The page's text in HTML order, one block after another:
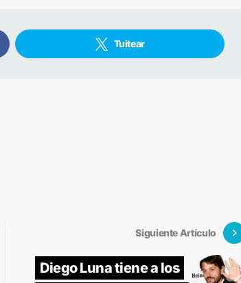
Tuitear
Siguiente Artículo
Diego Luna tiene a los